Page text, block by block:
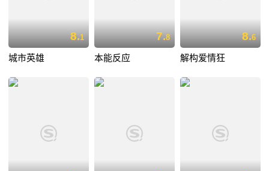
8.1
城市英雄
7.8
本能反应
8.6
解构爱情狂